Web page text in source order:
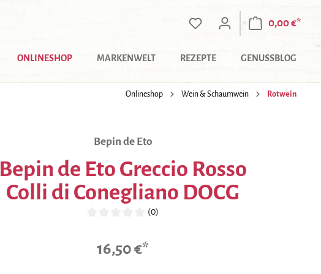
0,00 €*
ONLINESHOP MARKENWELT REZEPTE GENUSSBLOG
Onlineshop Wein & Schaumwein Rotwein
Bepin de Eto
Bepin de Eto Greccio Rosso
Colli di Conegliano DOCG
(0)
16,50 €*